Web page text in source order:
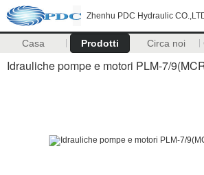
Zhenhu PDC Hydraulic
Casa Prodotti Circa noi
Idrauliche pompe e motori PLM-7/